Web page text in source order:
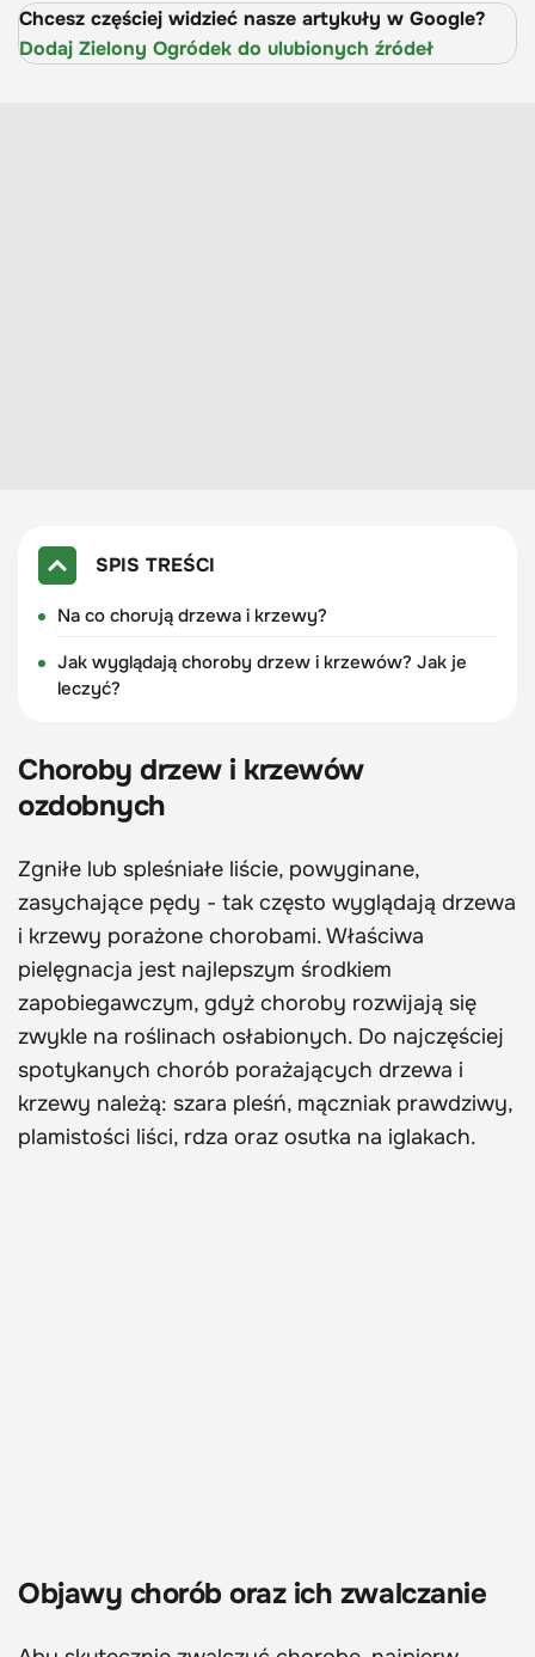
Chcesz częściej widzieć nasze artykuły w Google?
Dodaj Zielony Ogródek do ulubionych źródeł
SPIS TREŚCI
Na co chorują drzewa i krzewy?
Jak wyglądają choroby drzew i krzewów? Jak je
leczyć?
Choroby drzew i krzewów
ozdobnych
Zgniłe lub spleśniałe liście, powyginane,
zasychające pędy - tak często wyglądają drzewa
i krzewy porażone chorobami. Właściwa
pielęgnacja jest najlepszym środkiem
zapobiegawczym, gdyż choroby rozwijają się
zwykle na roślinach osłabionych. Do najczęściej
spotykanych chorób porażających drzewa i
krzewy należą: szara pleśń, mączniak prawdziwy,
plamistości liści, rdza oraz osutka na iglakach.
Objawy chorób oraz ich zwalczanie